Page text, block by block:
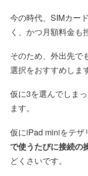
今の時代、SIMカー
く、かつ月額料金も
そのため、外出先で
選択をおすすめします
仮に3を選んでしま
ます。
仮にiPad miniをテザ
で使うたびに接続の
どくさいです。